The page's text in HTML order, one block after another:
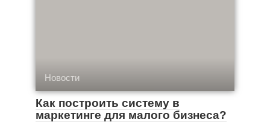
Новости
Как построить систему в
маркетинге для малого бизнеса?